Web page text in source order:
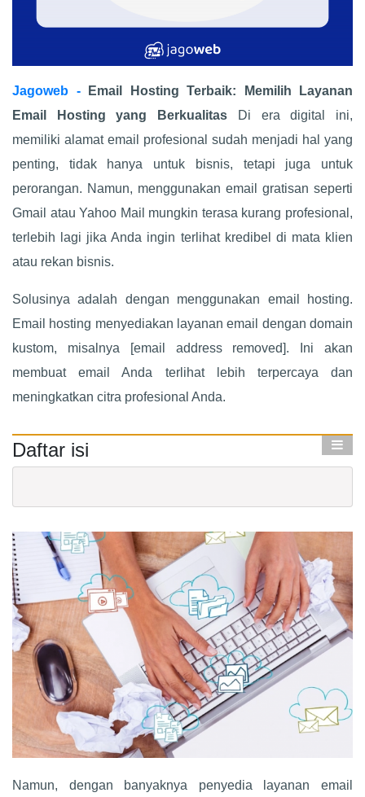
Jagoweb -Email Hosting Terbaik: Memilih Layanan
Email Hosting yang Berkualitas Di era digital ini,
memiliki alamat email profesional sudah menjadi hal yang
penting, tidak hanya untuk bisnis, tetapi juga untuk
perorangan. Namun, menggunakan email gratisan seperti
Gmail atau Yahoo Mail mungkin terasa kurang profesional,
terlebih lagi jika Anda ingin terlihat kredibel di mata klien
atau rekan bisnis.
Solusinya adalah dengan menggunakan email hosting.
Email hosting menyediakan layanan email dengan domain
kustom, misalnya [email address removed]. Ini akan
membuat email Anda terlihat lebih terpercaya dan
meningkatkan citra profesional Anda.
Daftar isi
Namun, dengan banyaknya penyedia layanan email